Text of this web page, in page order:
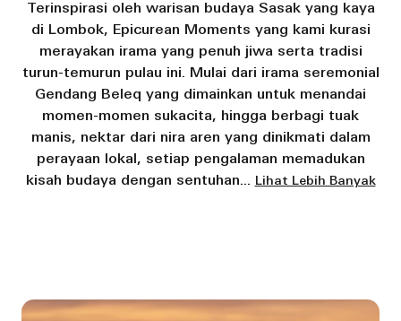
Terinspirasi oleh warisan budaya Sasak yang kaya
di Lombok, Epicurean Moments yang kami kurasi
merayakan irama yang penuh jiwa serta tradisi
turun-temurun pulau ini. Mulai dari irama seremonial
Gendang Beleq yang dimainkan untuk menandai
momen-momen sukacita, hingga berbagi tuak
manis, nektar dari nira aren yang dinikmati dalam
perayaan lokal, setiap pengalaman memadukan
kisah budaya dengan sentuhan... Lihat Lebih Banyak